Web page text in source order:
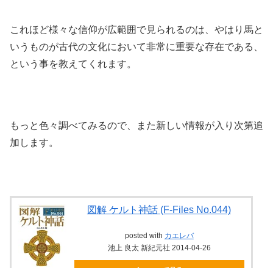
これほど様々な信仰が広範囲で見られるのは、やはり馬と
いうものが古代の文化において非常に重要な存在である、
という事を教えてくれます。
もっと色々調べてみるので、また新しい情報が入り次第追
加します。
図解 ケルト神話 (F-Files No.044)
posted with カエレバ
池上 良太 新紀元社 2014-04-26